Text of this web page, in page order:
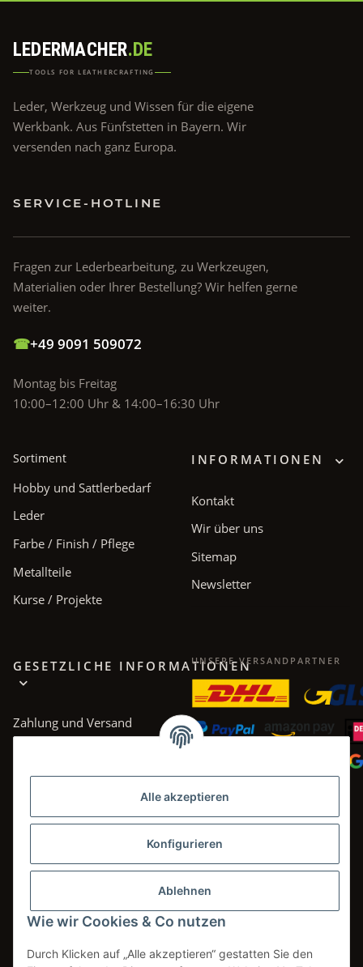
Alle akzeptieren
Konfigurieren
Ablehnen
Wie wir Cookies & Co nutzen
Durch Klicken auf „Alle akzeptieren“ gestatten Sie den
LEDERMACHER.DE
TOOLS FOR LEATHERCRAFTING
Leder, Werkzeug und Wissen für die eigene
Werkbank. Aus Fünfstetten in Bayern. Wir
versenden nach ganz Europa.
SERVICE-HOTLINE
Fragen zur Lederbearbeitung, zu Werkzeugen,
Materialien oder Ihrer Bestellung? Wir helfen gerne
weiter.
☎+49 9091 509072
Montag bis Freitag
10:00–12:00 Uhr & 14:00–16:30 Uhr
Sortiment
Hobby und Sattlerbedarf
Leder
Farbe / Finish / Pflege
Metallteile
Kurse / Projekte
INFORMATIONEN
Kontakt
Wir über uns
Sitemap
Newsletter
GESETZLICHE INFORMATIONEN
Zahlung und Versand
Datenschutz
UNSERE VERSANDPARTNER
Vertrag widerrufen